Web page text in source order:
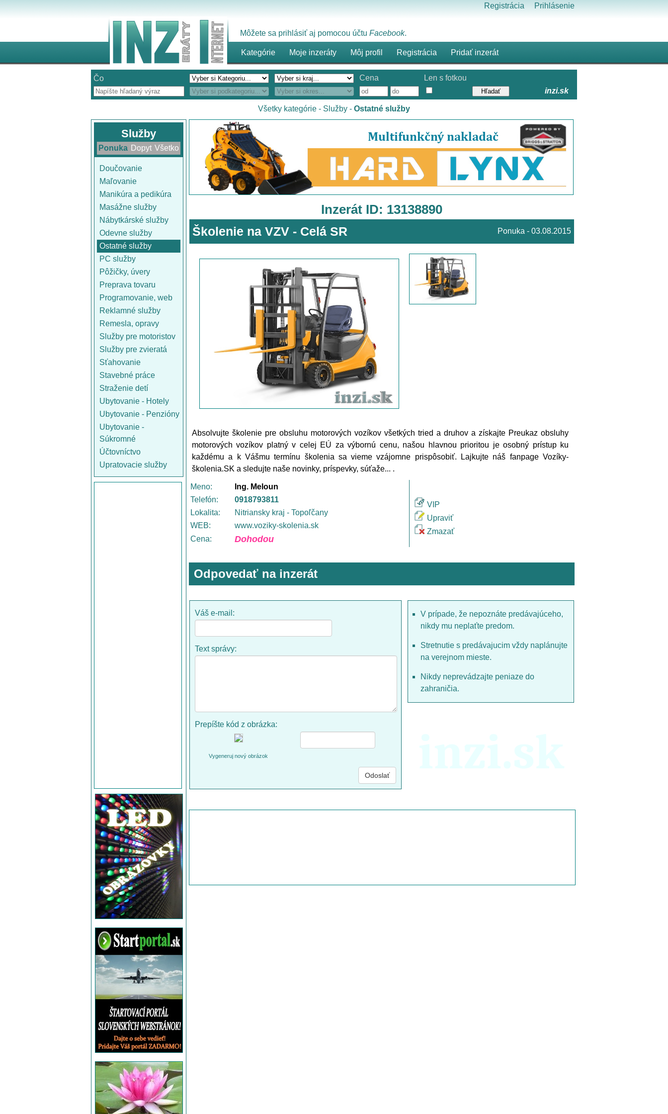
Registrácia Prihlásenie
Môžete sa prihlásiť aj pomocou účtu Facebook.
Kategórie Moje inzeráty Môj profil Registrácia Pridať inzerát
Čo Cena
Len s fotkou
inzi.sk
Všetky kategórie - Služby - Ostatné služby
Služby
Ponuka Dopyt Všetko
Doučovanie
Maľovanie
Manikúra a pedikúra
Masážne služby
Nábytkárské služby
Odevne služby
Ostatné služby
PC služby
Pôžičky, úvery
Preprava tovaru
Programovanie, web
Reklamné služby
Remesla, opravy
Služby pre motoristov
Služby pre zvieratá
Sťahovanie
Stavebné práce
Straženie detí
Ubytovanie - Hotely
Ubytovanie - Penzióny
Ubytovanie -
Súkromné
Účtovníctvo
Upratovacie služby
Inzerát ID: 13138890
Školenie na VZV - Celá SR
Ponuka - 03.08.2015
Absolvujte školenie pre obsluhu motorových vozíkov všetkých tried a druhov a získajte Preukaz obsluhy
motorových vozíkov platný v celej EÚ za výbornú cenu, našou hlavnou prioritou je osobný prístup ku
každému a k Vášmu termínu školenia sa vieme vzájomne prispôsobiť. Lajkujte náš fanpage Vozíky-
školenia.SK a sledujte naše novinky, príspevky, súťaže... .
Meno:
Ing. Meloun
Telefón:
0918793811
Lokalita:
Nitriansky kraj - Topoľčany
WEB:
www.voziky-skolenia.sk
Cena:
Dohodou
VIP
Upraviť
Zmazať
Odpovedať na inzerát
Váš e-mail:
Text správy:
Prepíšte kód z obrázka:
Vygeneruj nový obrázok
V prípade, že nepoznáte predávajúceho,
nikdy mu neplaťte predom.
Stretnutie s predávajucim vždy naplánujte
na verejnom mieste.
Nikdy neprevádzajte peniaze do
zahraničia.